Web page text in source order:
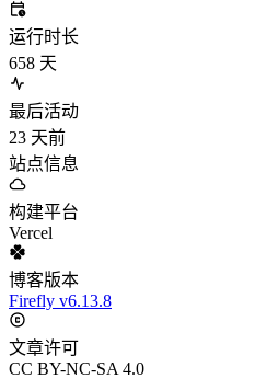
运行时长
658 天
最后活动
23 天前
站点信息
构建平台
Vercel
博客版本
Firefly v6.13.8
文章许可
CC BY-NC-SA 4.0